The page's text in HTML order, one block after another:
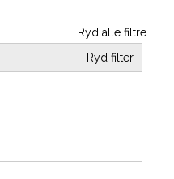
Ryd alle filtre
Ryd filter